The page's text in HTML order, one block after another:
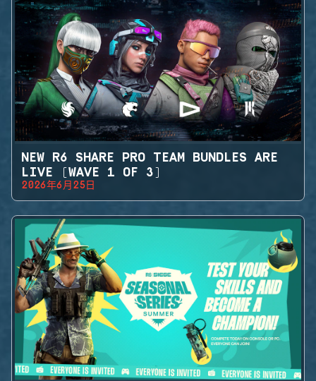
NEW R6 SHARE PRO TEAM BUNDLES ARE
LIVE (WAVE 1 OF 3)
2026年6月25日